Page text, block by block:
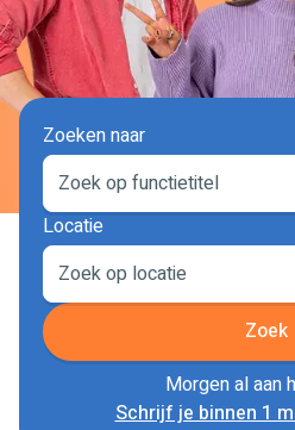
Zoeken naar
Locatie
Zoek
Morgen al aan
Schrijf je binnen 1